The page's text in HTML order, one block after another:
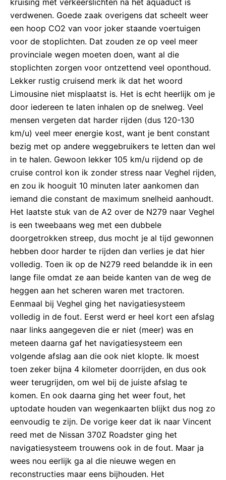
kruising met verkeerslichten na het aquaduct is
verdwenen. Goede zaak overigens dat scheelt weer
een hoop CO2 van voor joker staande voertuigen
voor de stoplichten. Dat zouden ze op veel meer
provinciale wegen moeten doen, want al die
stoplichten zorgen voor ontzettend veel oponthoud.
Lekker rustig cruisend merk ik dat het woord
Limousine niet misplaatst is. Het is echt heerlijk om je
door iedereen te laten inhalen op de snelweg. Veel
mensen vergeten dat harder rijden (dus 120-130
km/u) veel meer energie kost, want je bent constant
bezig met op andere weggebruikers te letten dan wel
in te halen. Gewoon lekker 105 km/u rijdend op de
cruise control kon ik zonder stress naar Veghel rijden,
en zou ik hooguit 10 minuten later aankomen dan
iemand die constant de maximum snelheid aanhoudt.
Het laatste stuk van de A2 over de N279 naar Veghel
is een tweebaans weg met een dubbele
doorgetrokken streep, dus mocht je al tijd gewonnen
hebben door harder te rijden dan verlies je dat hier
volledig. Toen ik op de N279 reed belandde ik in een
lange file omdat ze aan beide kanten van de weg de
heggen aan het scheren waren met tractoren.
Eenmaal bij Veghel ging het navigatiesysteem
volledig in de fout. Eerst werd er heel kort een afslag
naar links aangegeven die er niet (meer) was en
meteen daarna gaf het navigatiesysteem een
volgende afslag aan die ook niet klopte. Ik moest
toen zeker bijna 4 kilometer doorrijden, en dus ook
weer terugrijden, om wel bij de juiste afslag te
komen. En ook daarna ging het weer fout, het
uptodate houden van wegenkaarten blijkt dus nog zo
eenvoudig te zijn. De vorige keer dat ik naar Vincent
reed met de Nissan 370Z Roadster ging het
navigatiesysteem trouwens ook in de fout. Maar ja
wees nou eerlijk ga al die nieuwe wegen en
reconstructies maar eens bijhouden. Het